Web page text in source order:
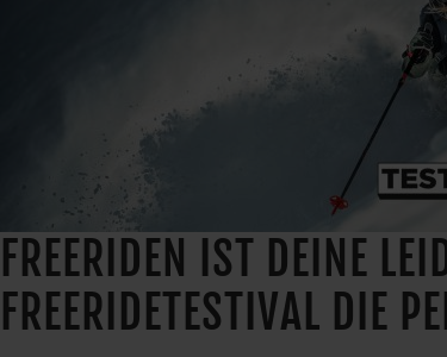
FREERIDEN IST DEINE
FREERIDETESTIVAL DIE